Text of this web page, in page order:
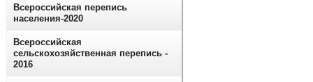
Всероссийская перепись
населения-2020
Всероссийская
сельскохозяйственная перепись -
2016